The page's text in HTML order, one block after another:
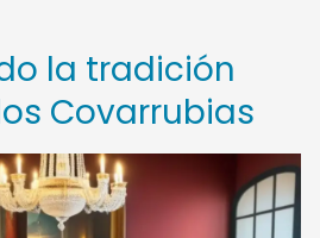
la tradición
Covarrubias